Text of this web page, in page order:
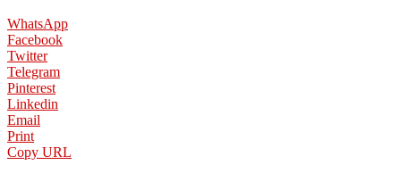
WhatsApp
Facebook
Twitter
Telegram
Pinterest
Linkedin
Email
Print
Copy URL